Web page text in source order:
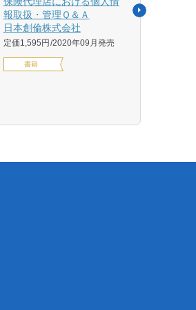
報取扱・管理Ｑ＆Ａ
日本創倫株式会社
定価1,595円 2020年09月発売
書籍